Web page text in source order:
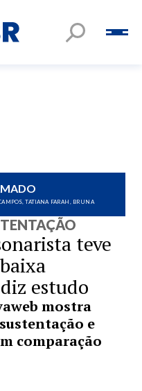
TATIANA FARAH, BRUNA
teve
estudo
mostra
e
comparação